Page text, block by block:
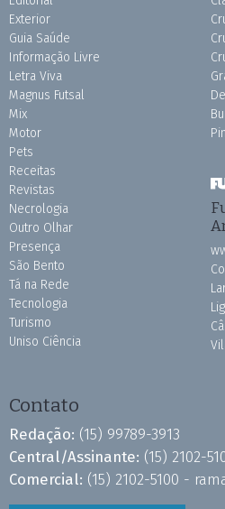
Exterior
Guia Saúde
Informação Livre
Letra Viva
Magnus Futsal
Mix
Motor
Pets
Receitas
Revistas
Necrologia
Outro Olhar
Presença
São Bento
Tá na Rede
Tecnologia
Turismo
Uniso Ciência
Contato
Redação: (15) 99789-3913
Central/Assinante: (15) 2102-
Comercial: (15) 2102-5100 -